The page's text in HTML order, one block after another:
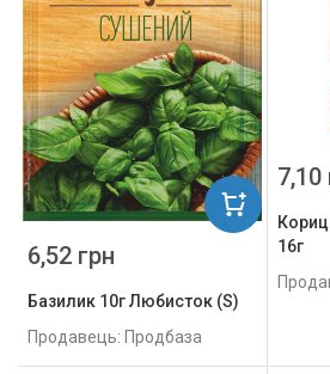
Базилик 10г Любисток (S)
Продавець: Продбаза
6,52 грн
16г
7,10